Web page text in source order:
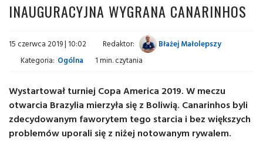
INAUGURACYJNA WYGRANA CANARINHOS
15 czerwca 2019 | 10:02 Redaktor:
Błażej Małolepszy
Kategoria: Ogólna 1 min. czytania
Wystartował turniej Copa America 2019. W meczu
otwarcia Brazylia mierzyła się z Boliwią. Canarinhos byli
zdecydowanym faworytem tego starcia i bez większych
problemów uporali się z niżej notowanym rywalem.